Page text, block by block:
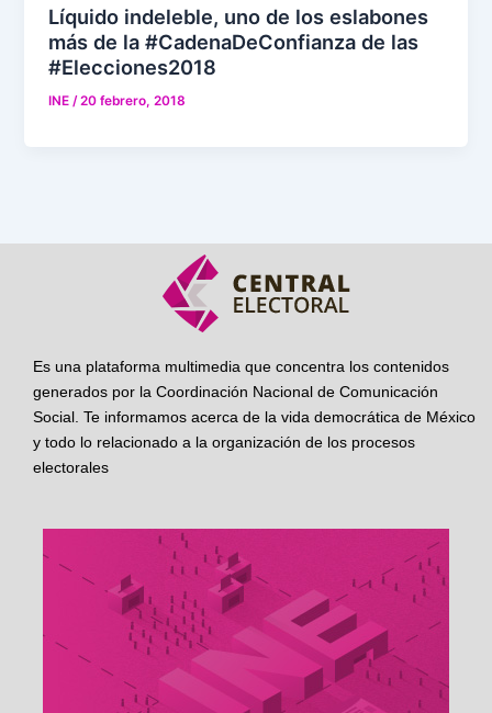
Líquido indeleble, uno de los eslabones
más de la #CadenaDeConfianza de las
#Elecciones2018
INE /20 febrero, 2018
Es una plataforma multimedia que concentra los contenidos
generados por la Coordinación Nacional de Comunicación
Social. Te informamos acerca de la vida democrática de México
y todo lo relacionado a la organización de los procesos
electorales